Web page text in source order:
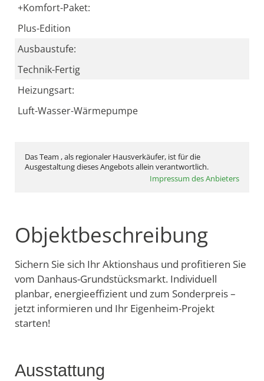
+Komfort-Paket:
Plus-Edition
Ausbaustufe:
Technik-Fertig
Heizungsart:
Luft-Wasser-Wärmepumpe
Das Team , als regionaler Hausverkäufer, ist für die
Ausgestaltung dieses Angebots allein verantwortlich.
Impressum des Anbieters
Objektbeschreibung
Sichern Sie sich Ihr Aktionshaus und profitieren Sie
vom Danhaus-Grundstücksmarkt. Individuell
planbar, energieeffizient und zum Sonderpreis –
jetzt informieren und Ihr Eigenheim-Projekt
starten!
Ausstattung